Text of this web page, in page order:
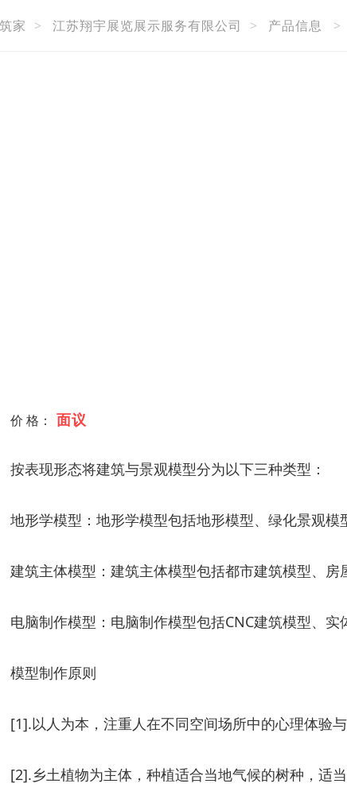
家 > 江苏翔宇展览展示服务有限公司 > 产品信息 >
价 格： 面议
按表现形态将建筑与景观模型分为以下三种类型：
地形学模型：地形学模型包括地形模型、绿化景观模
建筑主体模型：建筑主体模型包括都市建筑模型、房
电脑制作模型：电脑制作模型包括CNC建筑模型、实
模型制作原则
[1].以人为本，注重人在不同空间场所中的心理体验
[2].乡土植物为主体，种植适合当地气候的树种，适